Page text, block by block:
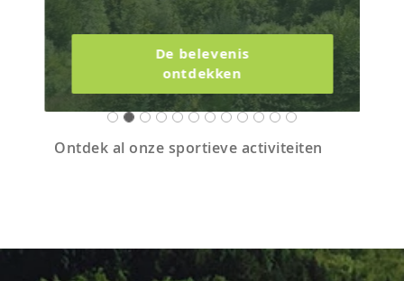
De belevenis
ontdekken
Ontdek al onze sportieve activiteiten